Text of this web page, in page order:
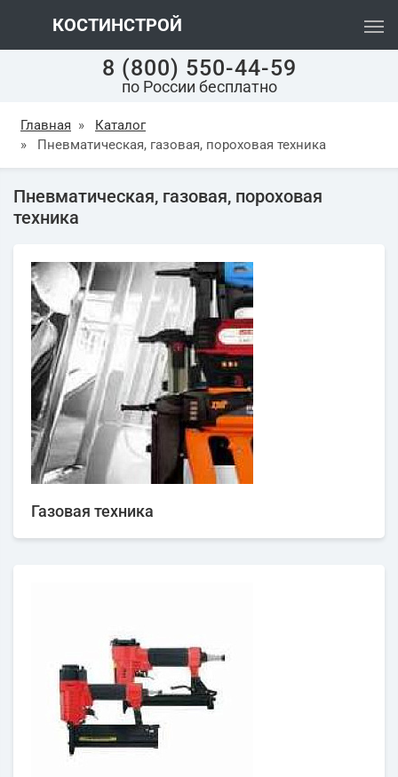
КОСТИНСТРОЙ
8 (800) 550-44-59
по России бесплатно
Главная »
Каталог
»
Пневматическая, газовая, пороховая техника
Пневматическая, газовая, пороховая
техника
Газовая техника